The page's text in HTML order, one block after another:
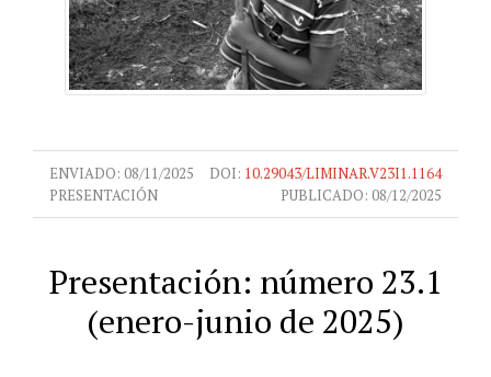
ENVIADO: 08/11/2025 DOI: 10.29043/LIMINAR.V23I1.1164
PRESENTACIÓN
PUBLICADO: 08/12/2025
Presentación: número 23.1
(enero-junio de 2025)